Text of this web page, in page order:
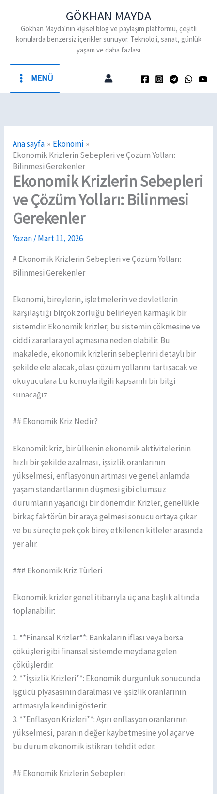
GÖKHAN MAYDA
Gökhan Mayda'nın kişisel blog ve paylaşım platformu, çeşitli
konularda benzersiz içerikler sunuyor. Teknoloji, sanat, günlük
yaşam ve daha fazlası
MENÜ
Ana sayfa
Ekonomi
Ekonomik Krizlerin Sebepleri ve Çözüm Yolları:
Bilinmesi Gerekenler
Ekonomik Krizlerin Sebepleri
ve Çözüm Yolları: Bilinmesi
Gerekenler
Yazan/Mart 11, 2026
# Ekonomik Krizlerin Sebepleri ve Çözüm Yolları:
Bilinmesi Gerekenler
Ekonomi, bireylerin, işletmelerin ve devletlerin
karşılaştığı birçok zorluğu belirleyen karmaşık bir
sistemdir. Ekonomik krizler, bu sistemin çökmesine ve
ciddi zararlara yol açmasına neden olabilir. Bu
makalede, ekonomik krizlerin sebeplerini detaylı bir
şekilde ele alacak, olası çözüm yollarını tartışacak ve
okuyuculara bu konuyla ilgili kapsamlı bir bilgi
sunacağız.
## Ekonomik Kriz Nedir?
Ekonomik kriz, bir ülkenin ekonomik aktivitelerinin
hızlı bir şekilde azalması, işsizlik oranlarının
yükselmesi, enflasyonun artması ve genel anlamda
yaşam standartlarının düşmesi gibi olumsuz
durumların yaşandığı bir dönemdir. Krizler, genellikle
birkaç faktörün bir araya gelmesi sonucu ortaya çıkar
ve bu süreçte pek çok birey etkilenen kitleler arasında
yer alır.
### Ekonomik Kriz Türleri
Ekonomik krizler genel itibarıyla üç ana başlık altında
toplanabilir:
1. **Finansal Krizler**: Bankaların iflası veya borsa
çöküşleri gibi finansal sistemde meydana gelen
çöküşlerdir.
2. **İşsizlik Krizleri**: Ekonomik durgunluk sonucunda
işgücü piyasasının daralması ve işsizlik oranlarının
artmasıyla kendini gösterir.
3. **Enflasyon Krizleri**: Aşırı enflasyon oranlarının
yükselmesi, paranın değer kaybetmesine yol açar ve
bu durum ekonomik istikrarı tehdit eder.
## Ekonomik Krizlerin Sebepleri